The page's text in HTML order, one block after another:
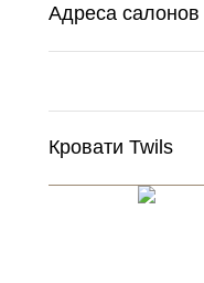
Адреса салонов
Кровати Twils